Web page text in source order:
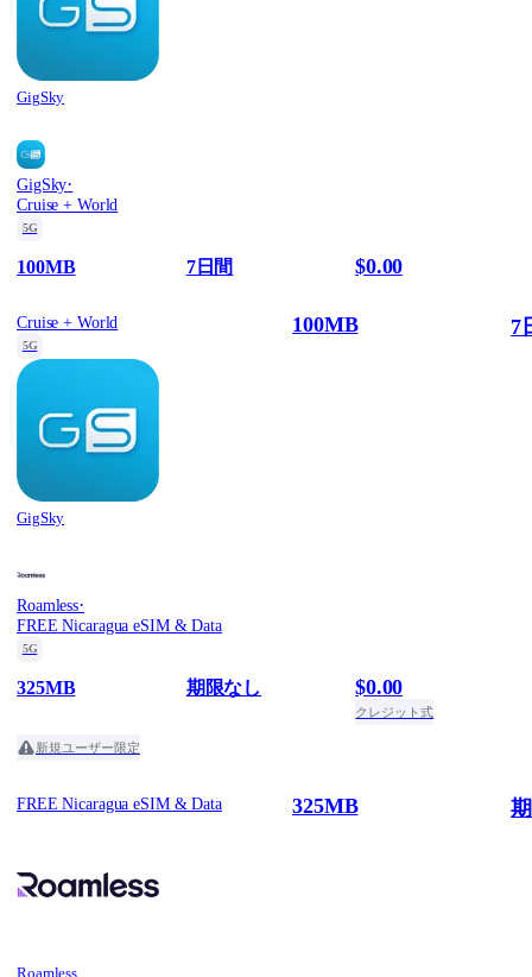
GigSky
GigSky·
Cruise + World
5G
100MB 7日間 $0.00
Cruise + World
5G
GigSky
100MB 7
Roamless·
FREE Nicaragua eSIM & Data
5G
325MB 期限なし $0.00
クレジット式
新規ユーザー限定
FREE Nicaragua eSIM & Data
Roamless
325MB